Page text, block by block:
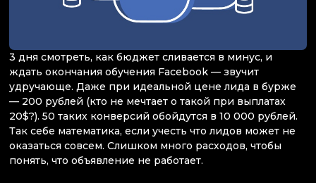
3 дня смотреть, как бюджет сливается в минус, и
ждать окончания обучения Facebook — звучит
удручающе. Даже при идеальной цене лида в бурже
— 200 рублей (кто не мечтает о такой при выплатах
20$?). 50 таких конверсий обойдутся в 10 000 рублей.
Так себе математика, если учесть что лидов может не
оказаться совсем. Слишком много расходов, чтобы
понять, что объявление не работает.